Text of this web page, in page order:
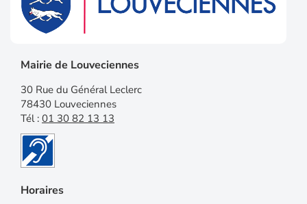
Mairie de Louveciennes
30 Rue du Général Leclerc
78430 Louveciennes
Tél : 01 30 82 13 13
Horaires